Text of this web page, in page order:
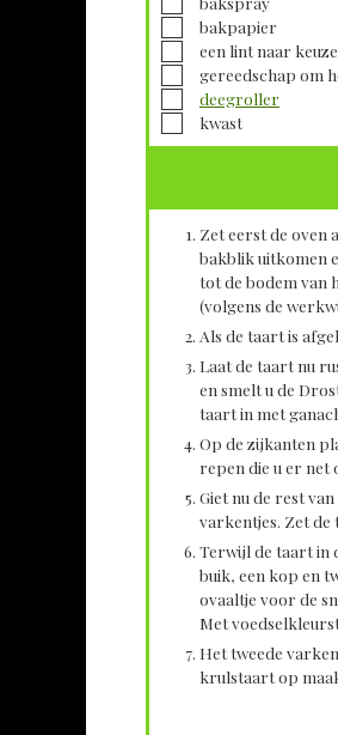
▢
bakpapier
▢
een lint naar keuze
▢
gereedschap om
▢
deegroller
▢
kwast
Zet eerst de oven
bakblik uitkomen
tot de bodem van
(volgens de
Als de taart is
Laat de taart nu
en smelt u de
taart in met
Op de zijkanten
repen die u er net
Giet nu de rest
varkentjes. Zet
Terwijl de taart in
buik, een kop en
ovaaltje voor de
Met
Het tweede
krulstaart op